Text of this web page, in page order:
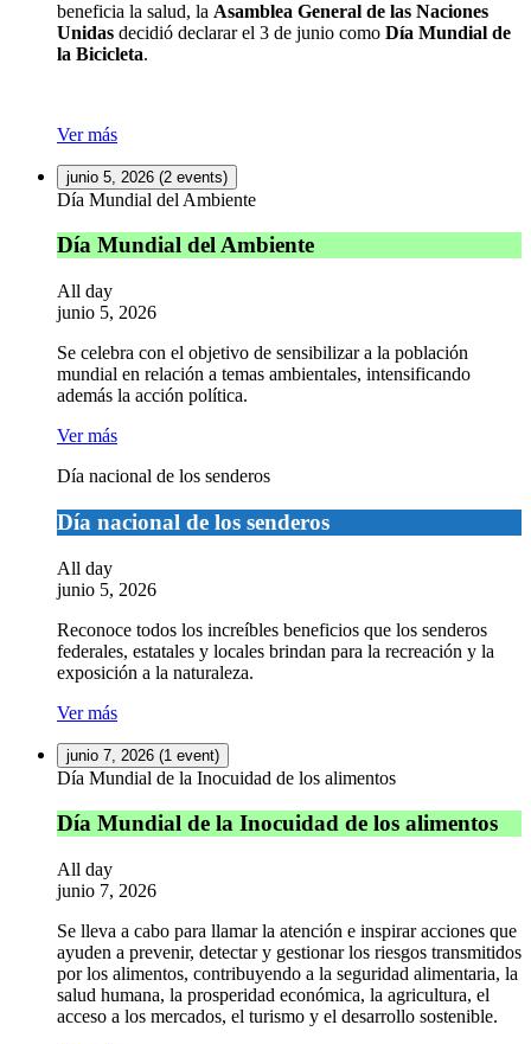
beneficia la salud, la Asamblea General de las Naciones
Unidas decidió declarar el 3 de junio como Día Mundial de
la Bicicleta.
Ver más
junio 5, 2026 (2 events)
Día Mundial del Ambiente
Día Mundial del Ambiente
All day
junio 5, 2026
Se celebra con el objetivo de sensibilizar a la población
mundial en relación a temas ambientales, intensificando
además la acción política.
Ver más
Día nacional de los senderos
Día nacional de los senderos
All day
junio 5, 2026
Reconoce todos los increíbles beneficios que los senderos
federales, estatales y locales brindan para la recreación y la
exposición a la naturaleza.
Ver más
junio 7, 2026 (1 event)
Día Mundial de la Inocuidad de los alimentos
Día Mundial de la Inocuidad de los alimentos
All day
junio 7, 2026
Se lleva a cabo para llamar la atención e inspirar acciones que
ayuden a prevenir, detectar y gestionar los riesgos transmitidos
por los alimentos, contribuyendo a la seguridad alimentaria, la
salud humana, la prosperidad económica, la agricultura, el
acceso a los mercados, el turismo y el desarrollo sostenible.